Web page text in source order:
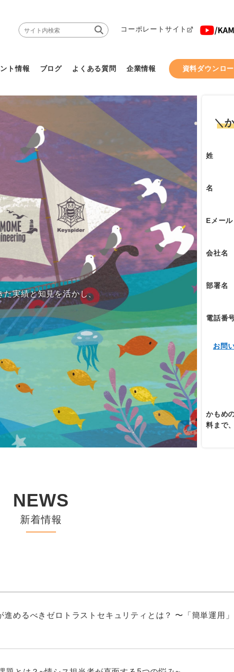
コーポレートサイト
ト情報 ブログ よくある質問 企業情報 資料ダウンロ
実績と知見を活かし、
＼
姓
名
Eメール
会社名
部署名
電話番
お問
かもめ
料まで
NEWS
新着情報
進めるべきゼロトラストセキュリティとは？ 〜「簡単運用